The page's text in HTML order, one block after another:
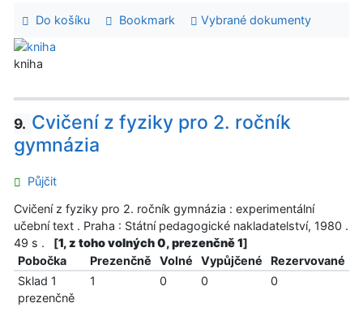
Do košíku Bookmark Vybrané dokumenty
kniha
9. Cvičení z fyziky pro 2. ročník
gymnázia
Půjčit
Cvičení z fyziky pro 2. ročník gymnázia : experimentální
učební text . Praha : Státní pedagogické nakladatelství, 1980 .
49 s .
[1, z toho volných 0, prezenčně 1]
Pobočka
Prezenčně Volné Vypůjčené
Rezervované
Sklad 1
prezenčně
1 0 0 0